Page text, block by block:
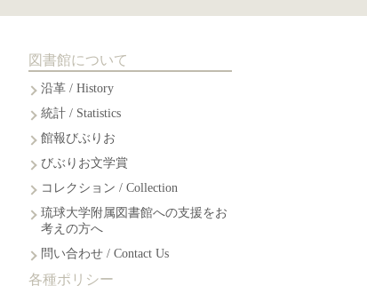
図書館について
沿革 / History
統計 / Statistics
館報びぶりお
びぶりお文学賞
コレクション / Collection
琉球大学附属図書館への支援をお
考えの方へ
問い合わせ / Contact Us
各種ポリシー